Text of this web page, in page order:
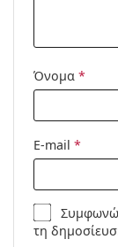
συνταγή:
Όνομα *
E-mail *
τη